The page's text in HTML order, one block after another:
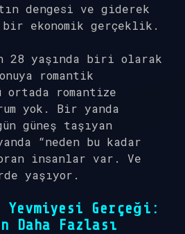
dengesi ve giderek
bir ekonomik gerçeklik.
28 yaşında biri olarak
romantik
ortada romantize
yok. Bir yanda
güneş taşıyan
“neden bu kadar
insanlar var. Ve
yaşıyor.
Yevmiyesi Gerçeği:
Daha Fazlası